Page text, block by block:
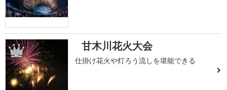
2 甘木川花火大会
仕掛け花火や灯ろう流しを堪能できる